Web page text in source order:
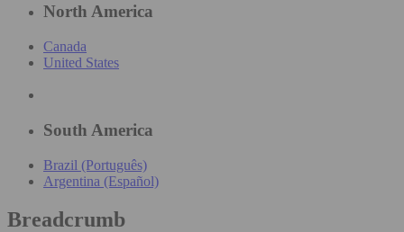
North America
Canada
United States
South America
Brazil (Português)
Argentina (Español)
Breadcrumb